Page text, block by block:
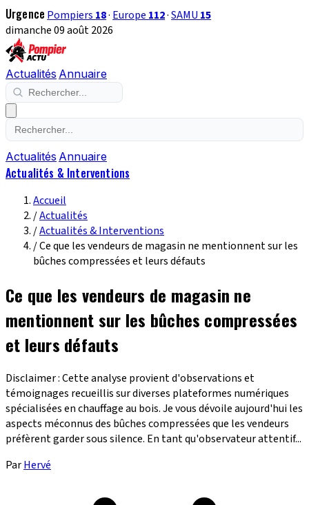
Urgence Pompiers 18· Europe 112·SAMU 15
dimanche 09 août 2026
Actualités Annuaire
Actualités Annuaire
Actualités & Interventions
Accueil
/Actualités
/Actualités & Interventions
/Ce que les vendeurs de magasin ne mentionnent sur les
bûches compressées et leurs défauts
Ce que les vendeurs de magasin ne
mentionnent sur les bûches compressées
et leurs défauts
Disclaimer : Cette analyse provient d'observations et
témoignages recueillis sur diverses plateformes numériques
spécialisées en chauffage au bois. Je vous dévoile aujourd'hui les
aspects méconnus des bûches compressées que les vendeurs
préfèrent garder sous silence. En tant qu'observateur attentif...
ParHervé